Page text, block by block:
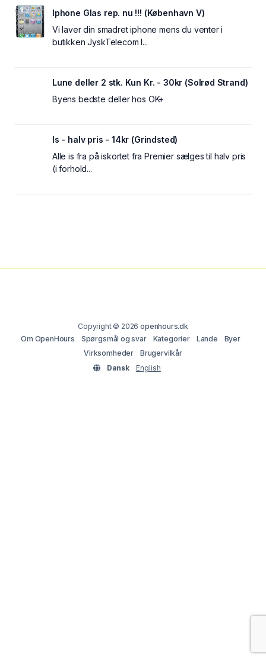
Iphone Glas rep. nu !!! (København V)
Vi laver din smadret iphone mens du venter i
butikken JyskTelecom I...
Lune deller 2 stk. Kun Kr. - 30kr (Solrød Strand)
Byens bedste deller hos OK+
Is - halv pris - 14kr (Grindsted)
Alle is fra på iskortet fra Premier sælges til halv pris
(i forhold...
Copyright © 2026openhours.dk
Om OpenHours
Spørgsmål og svar Kategorier Lande
Byer
Virksomheder
Brugervilkår
Dansk
English